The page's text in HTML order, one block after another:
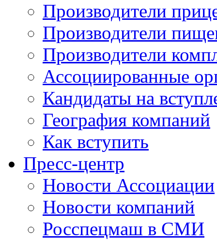
Производители
Производители
Производители
Ассоциированные
Кандидаты на
География компаний
Как вступить
Пресс-центр
Новости Ассоциации
Новости компаний
Росспецмаш в СМИ